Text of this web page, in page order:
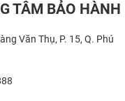
TÂM BẢO HÀNH
Văn Thụ, P. 15, Q. Phú